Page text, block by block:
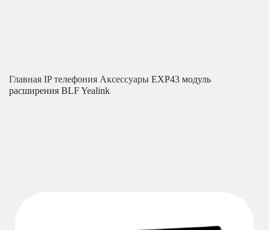
Главная IP телефония Аксессуары ЕХР43 модуль
расширения BLF Yealink